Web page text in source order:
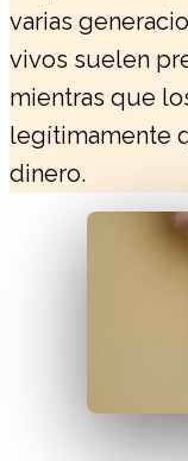
varias
vivos suelen
mientras que
legítimamente
dinero.